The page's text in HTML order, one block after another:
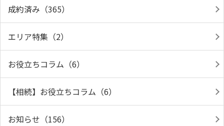
成約済み（365）
エリア特集（2）
お役立ちコラム（6）
【相続】お役立ちコラム（6）
お知らせ（156）